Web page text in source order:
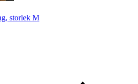
storlek M